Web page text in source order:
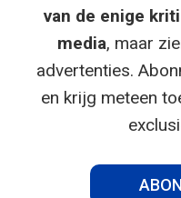
van de enige
media, maar
advertenties.
en krijg meteen